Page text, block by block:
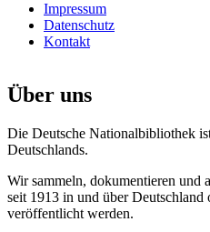
Impressum
Datenschutz
Kontakt
Über uns
Die Deutsche Nationalbibliothek
Deutschlands.
Wir sammeln, dokumentieren und
seit 1913 in und über Deutschland
veröffentlicht werden.